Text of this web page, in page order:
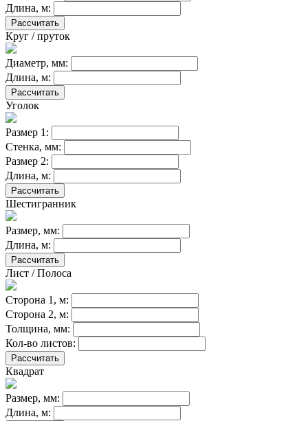
Длина, м:
Рассчитать
Круг / пруток
Диаметр, мм:
Длина, м:
Рассчитать
Уголок
Размер 1:
Cтенка, мм:
Размер 2:
Длина, м:
Рассчитать
Шестигранник
Размер, мм:
Длина, м:
Рассчитать
Лист / Полоса
Сторона 1, м:
Сторона 2, м:
Толщина, мм:
Кол-во листов:
Рассчитать
Квадрат
Размер, мм:
Длина, м: